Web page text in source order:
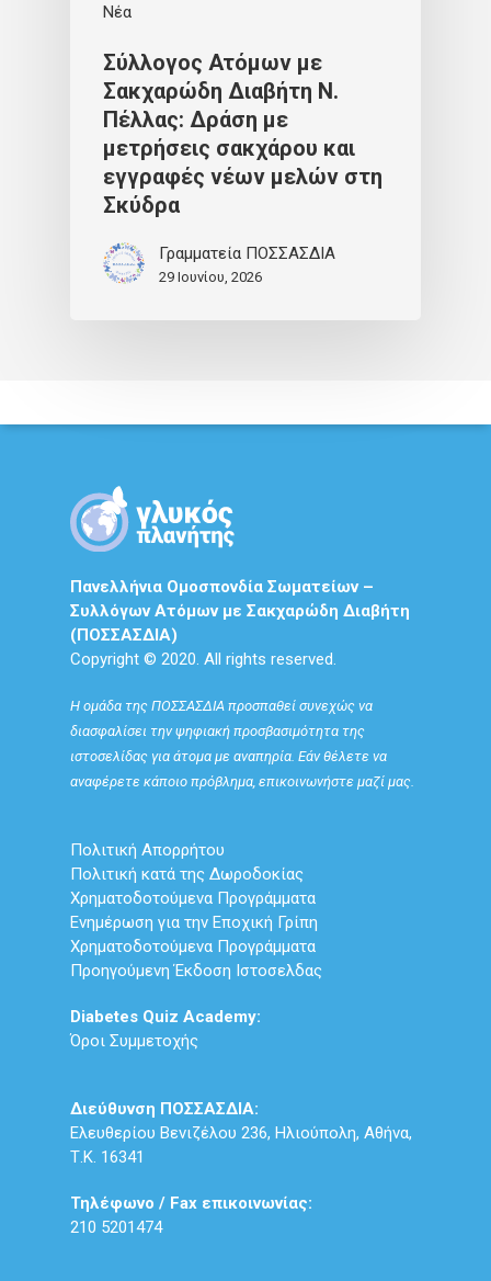
Νέα
Σύλλογος Ατόμων με
Σακχαρώδη Διαβήτη Ν.
Πέλλας: Δράση με
μετρήσεις σακχάρου και
εγγραφές νέων μελών στη
Σκύδρα
Γραμματεία ΠΟΣΣΑΣΔΙΑ
29 Ιουνίου, 2026
Πανελλήνια Ομοσπονδία Σωματείων –
Συλλόγων Ατόμων με Σακχαρώδη Διαβήτη
(ΠΟΣΣΑΣΔΙΑ)
Copyright © 2020. All rights reserved.
Η ομάδα της ΠΟΣΣΑΣΔΙΑ προσπαθεί συνεχώς να
διασφαλίσει την ψηφιακή προσβασιμότητα της
ιστοσελίδας για άτομα με αναπηρία. Εάν θέλετε να
αναφέρετε κάποιο πρόβλημα, επικοινωνήστε μαζί μας.
Πολιτική Απορρήτου
Πολιτική κατά της Δωροδοκίας
Χρηματοδοτούμενα Προγράμματα
Ενημέρωση για την Εποχική Γρίπη
Χρηματοδοτούμενα Προγράμματα
Προηγούμενη Έκδοση Ιστοσελδας
Diabetes Quiz Academy:
Όροι Συμμετοχής
Διεύθυνση ΠΟΣΣΑΣΔΙΑ:
Ελευθερίου Βενιζέλου 236, Ηλιούπολη, Αθήνα,
Τ.Κ. 16341
Τηλέφωνο / Fax επικοινωνίας:
210 5201474